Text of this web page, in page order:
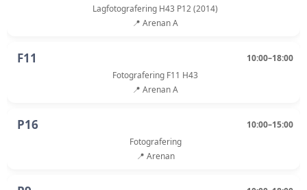
Lagfotografering H43 P12 (2014)
📍 Arenan A
F11
10:00–18:00
Fotografering F11 H43
📍 Arenan A
P16
10:00–15:00
Fotografering
📍 Arenan